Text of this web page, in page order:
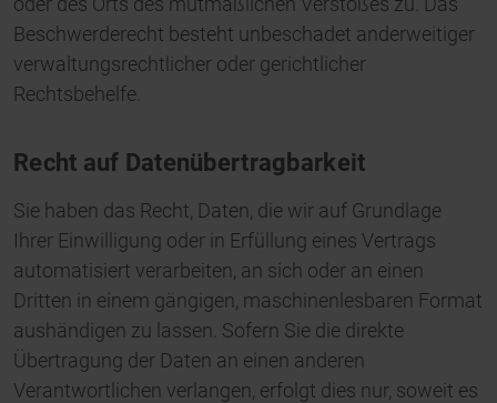
Beschwerderecht besteht unbeschadet anderweitiger
verwaltungsrechtlicher oder gerichtlicher
Rechtsbehelfe.
Recht auf Daten­übertrag­barkeit
Sie haben das Recht, Daten, die wir auf Grundlage
Ihrer Einwilligung oder in Erfüllung eines Vertrags
automatisiert verarbeiten, an sich oder an einen
Dritten in einem gängigen, maschinenlesbaren Format
aushändigen zu lassen. Sofern Sie die direkte
Übertragung der Daten an einen anderen
Verantwortlichen verlangen, erfolgt dies nur, soweit es